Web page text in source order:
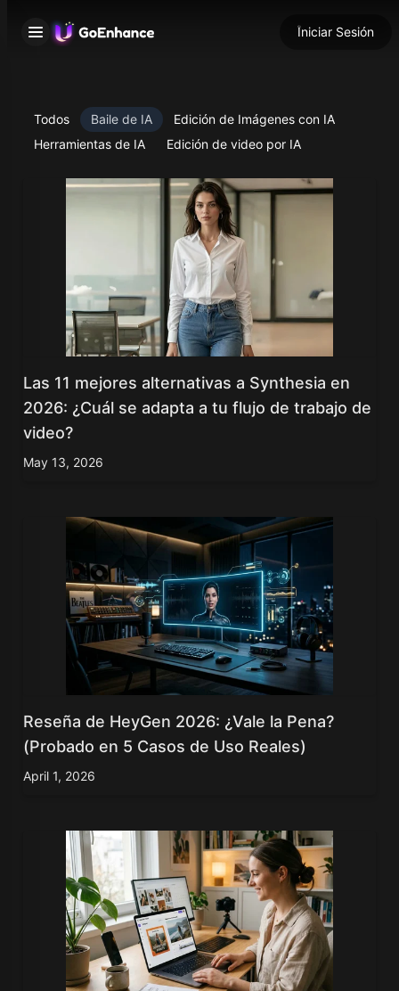
Iniciar Sesión
Todos Baile de IA
Edición de Imágenes con IA
Herramientas de IA
Edición de video por IA
Las 11 mejores alternativas a Synthesia en
2026: ¿Cuál se adapta a tu flujo de trabajo de
video?
May 13, 2026
Reseña de HeyGen 2026: ¿Vale la Pena?
(Probado en 5 Casos de Uso Reales)
April 1, 2026